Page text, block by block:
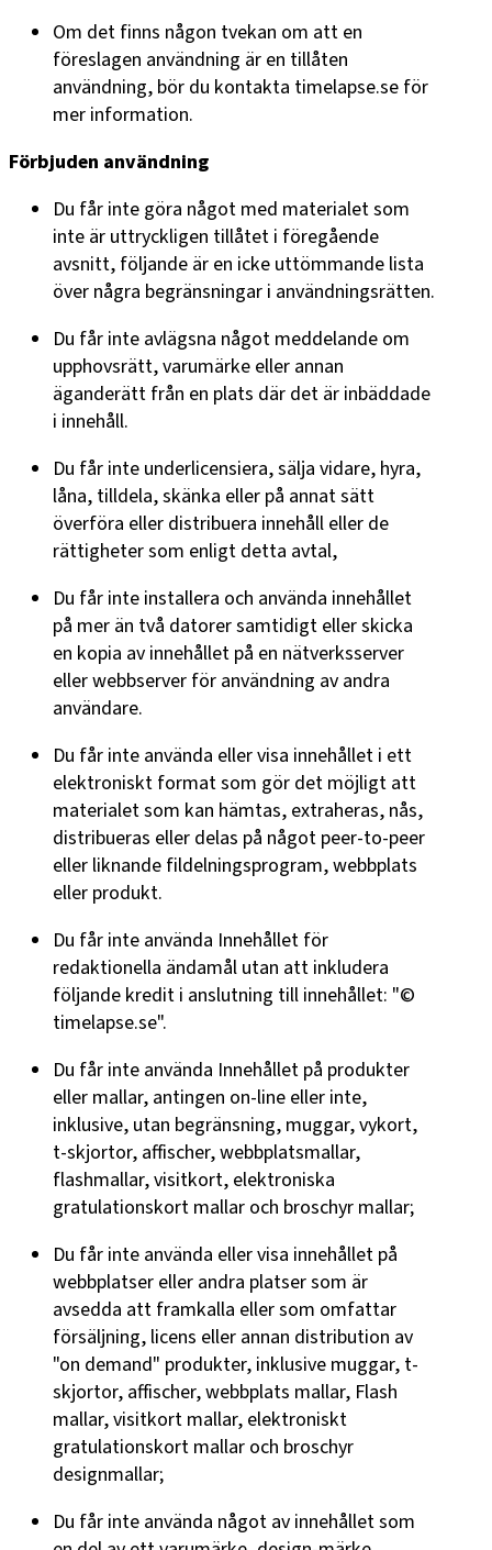
Om det finns någon tvekan om att en
föreslagen användning är en tillåten
användning, bör du kontakta timelapse.se för
mer information.
Förbjuden användning
Du får inte göra något med materialet som
inte är uttryckligen tillåtet i föregående
avsnitt, följande är en icke uttömmande lista
över några begränsningar i användningsrätten.
Du får inte avlägsna något meddelande om
upphovsrätt, varumärke eller annan
äganderätt från en plats där det är inbäddade
i innehåll.
Du får inte underlicensiera, sälja vidare, hyra,
låna, tilldela, skänka eller på annat sätt
överföra eller distribuera innehåll eller de
rättigheter som enligt detta avtal,
Du får inte installera och använda innehållet
på mer än två datorer samtidigt eller skicka
en kopia av innehållet på en nätverksserver
eller webbserver för användning av andra
användare.
Du får inte använda eller visa innehållet i ett
elektroniskt format som gör det möjligt att
materialet som kan hämtas, extraheras, nås,
distribueras eller delas på något peer-to-peer
eller liknande fildelningsprogram, webbplats
eller produkt.
Du får inte använda Innehållet för
redaktionella ändamål utan att inkludera
följande kredit i anslutning till innehållet: "©
timelapse.se".
Du får inte använda Innehållet på produkter
eller mallar, antingen on-line eller inte,
inklusive, utan begränsning, muggar, vykort,
t-skjortor, affischer, webbplatsmallar,
flashmallar, visitkort, elektroniska
gratulationskort mallar och broschyr mallar;
Du får inte använda eller visa innehållet på
webbplatser eller andra platser som är
avsedda att framkalla eller som omfattar
försäljning, licens eller annan distribution av
"on demand" produkter, inklusive muggar, t-
skjortor, affischer, webbplats mallar, Flash
mallar, visitkort mallar, elektroniskt
gratulationskort mallar och broschyr
designmallar;
Du får inte använda något av innehållet som